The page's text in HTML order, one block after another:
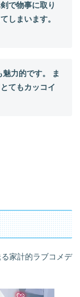
で物事に取り
しまいます。
力的です。 ま
てもカッコイ
家計的ラブコメデ